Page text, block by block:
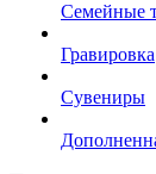
Семейные
Гравировка
Сувениры